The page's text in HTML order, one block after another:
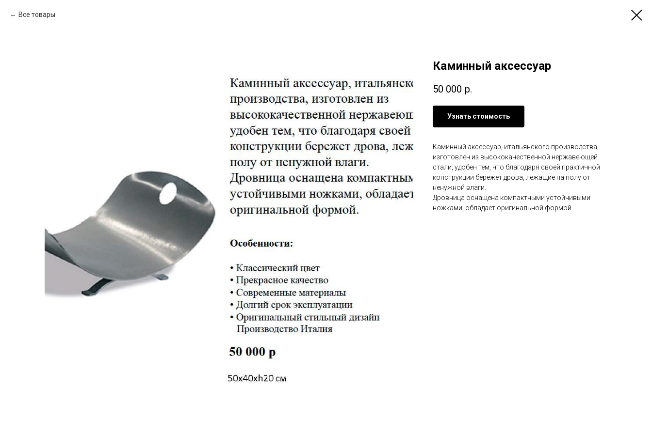
Все товары
Каминный аксессуар
50 000 р.
Узнать стоимость
Каминный аксессуар, итальянского производства,
изготовлен из высококачественной нержавеющей
стали, удобен тем, что благодаря своей практичной
конструкции бережет дрова, лежащие на полу от
ненужной влаги.
Дровница оснащена компактными устойчивыми
ножками, обладает оригинальной формой.